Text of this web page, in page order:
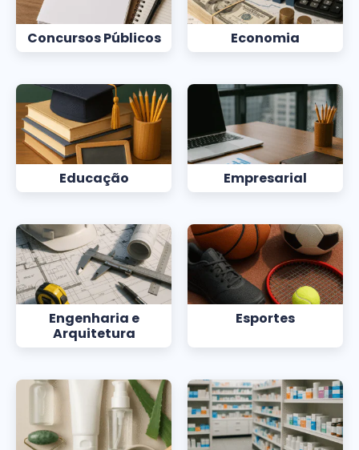
Concursos Públicos Economia
Educação Empresarial
Engenharia e
Arquitetura
Esportes